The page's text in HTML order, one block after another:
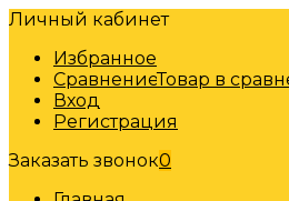
Личный кабинет
Избранное
СравнениеТовар в
Вход
Регистрация
Заказать звонок0